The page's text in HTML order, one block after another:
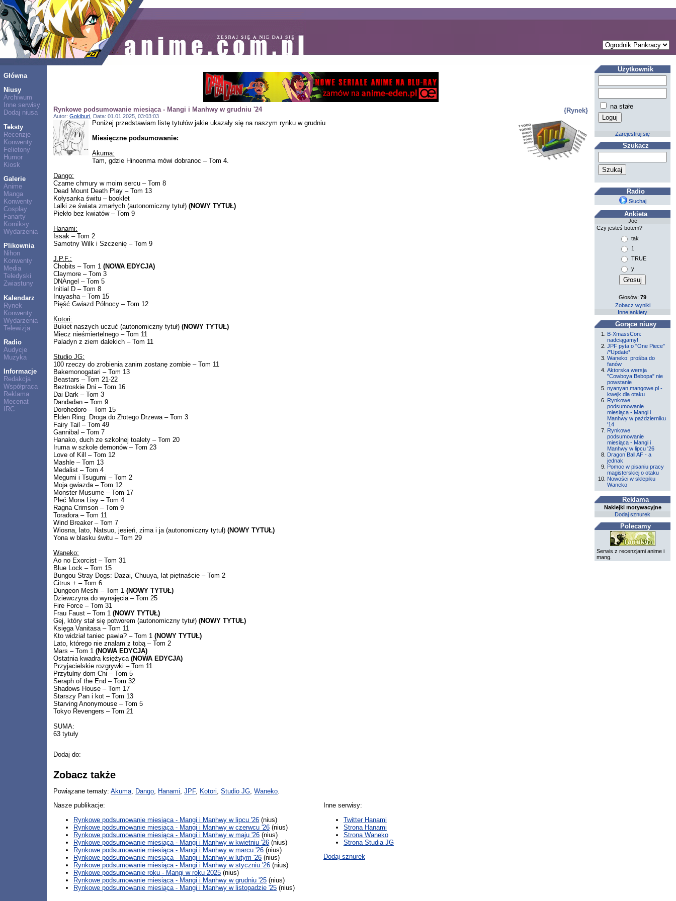
Główna
Niusy
Archiwum
Inne serwisy
Dodaj niusa
Teksty
Recenzje
Konwenty
Felietony
Humor
Kiosk
Galerie
Anime
Manga
Konwenty
Cosplay
Fanarty
Komiksy
Wydarzenia
Plikownia
Nihon
Konwenty
Media
Teledyski
Zwiastuny
Kalendarz
Rynek
Konwenty
Wydarzenia
Telewizja
Radio
Audycje
Muzyka
Informacje
Redakcja
Współpraca
Reklama
Mecenat
IRC
{Rynek}
Rynkowe podsumowanie miesiąca - Mangi i Manhwy w grudniu '24
Autor:Gokiburi , Data: 01.01.2025, 03:03:03
Poniżej przedstawiam listę tytułów jakie ukazały się na naszym rynku w grudniu
Miesięczne podsumowanie:
Akuma:
Tam, gdzie Hinoenma mówi dobranoc – Tom 4.
Dango:
Czarne chmury w moim sercu – Tom 8
Dead Mount Death Play – Tom 13
Kołysanka świtu – booklet
Lalki ze świata zmarłych (autonomiczny tytuł)(NOWY TYTUŁ)
Piekło bez kwiatów – Tom 9
Hanami:
Issak – Tom 2
Samotny Wilk i Szczenię – Tom 9
J.P.F.:
Chobits – Tom 1(NOWA EDYCJA)
Claymore – Tom 3
DNAngel – Tom 5
Initial D – Tom 8
Inuyasha – Tom 15
Pięść Gwiazd Północy – Tom 12
Kotori:
Bukiet naszych uczuć (autonomiczny tytuł)(NOWY TYTUŁ)
Miecz nieśmiertelnego – Tom 11
Paladyn z ziem dalekich – Tom 11
Studio JG:
100 rzeczy do zrobienia zanim zostanę zombie – Tom 11
Bakemonogatari – Tom 13
Beastars – Tom 21-22
Beztroskie Dni – Tom 16
Dai Dark – Tom 3
Dandadan – Tom 9
Dorohedoro – Tom 15
Elden Ring: Droga do Złotego Drzewa – Tom 3
Fairy Tail – Tom 49
Gannibal – Tom 7
Hanako, duch ze szkolnej toalety – Tom 20
Iruma w szkole demonów – Tom 23
Love of Kill – Tom 12
Mashle – Tom 13
Medalist – Tom 4
Megumi i Tsugumi – Tom 2
Moja gwiazda – Tom 12
Monster Musume – Tom 17
Płeć Mona Lisy – Tom 4
Ragna Crimson – Tom 9
Toradora – Tom 11
Wind Breaker – Tom 7
Wiosna, lato, Natsuo, jesień, zima i ja (autonomiczny tytuł)(NOWY TYTUŁ)
Yona w blasku świtu – Tom 29
Waneko:
Ao no Exorcist – Tom 31
Blue Lock – Tom 15
Bungou Stray Dogs: Dazai, Chuuya, lat piętnaście – Tom 2
Citrus + – Tom 6
Dungeon Meshi – Tom 1(NOWY TYTUŁ)
Dziewczyna do wynajęcia – Tom 25
Fire Force – Tom 31
Frau Faust – Tom 1(NOWY TYTUŁ)
Gej, który stał się potworem (autonomiczny tytuł)(NOWY TYTUŁ)
Księga Vanitasa – Tom 11
Kto widział taniec pawia? – Tom 1(NOWY TYTUŁ)
Lato, którego nie znałam z tobą – Tom 2
Mars – Tom 1(NOWA EDYCJA)
Ostatnia kwadra księżyca(NOWA EDYCJA)
Przyjacielskie rozgrywki – Tom 11
Przytulny dom Chi – Tom 5
Seraph of the End – Tom 32
Shadows House – Tom 17
Starszy Pan i kot – Tom 13
Starving Anonymouse – Tom 5
Tokyo Revengers – Tom 21
SUMA:
63 tytuły
Dodaj do:
Zobacz także
Powiązane tematy:Akuma Dango Hanami ,JPF, Kotori ,Studio JG ,Waneko
Nasze publikacje:
Rynkowe podsumowanie miesiąca - Mangi i Manhwy w lipcu '26 (nius)
Rynkowe podsumowanie miesiąca - Mangi i Manhwy w czerwcu '26 (nius)
Rynkowe podsumowanie miesiąca - Mangi i Manhwy w maju '26 (nius)
Rynkowe podsumowanie miesiąca - Mangi i Manhwy w kwietniu '26 (nius)
Rynkowe podsumowanie miesiąca - Mangi i Manhwy w marcu '26 (nius)
Rynkowe podsumowanie miesiąca - Mangi i Manhwy w lutym '26 (nius)
Rynkowe podsumowanie miesiąca - Mangi i Manhwy w styczniu '26 (nius)
Rynkowe podsumowanie roku - Mangi w roku 2025 (nius)
Rynkowe podsumowanie miesiąca - Mangi i Manhwy w grudniu '25 (nius)
Rynkowe podsumowanie miesiąca - Mangi i Manhwy w listopadzie '25 (nius)
Inne serwisy:
Twitter Hanami
Strona Hanami
Strona Waneko
Strona Studia JG
Dodaj sznurek
Użytkownik
na stałe
Zarejestruj się
Szukacz
Radio
Słuchaj
Ankieta
Joe
Czy jesteś botem?
tak
1
TRUE
y
Głosów:79
Zobacz wyniki
Inne ankiety
Gorące niusy
B-XmassCon:
nadciągamy!
JPF pyta o "One Piece"
/*Update*
Waneko: prośba do
fanów
Aktorska wersja
"Cowboya Bebopa" nie
powstanie
nyanyan.mangowe.pl -
kwejk dla otaku
Rynkowe
podsumowanie
miesiąca - Mangi i
Manhwy w październiku
'14
Rynkowe
podsumowanie
miesiąca - Mangi i
Manhwy w lipcu '26
Dragon Ball AF - a
jednak
Pomoc w pisaniu pracy
magisterskiej o otaku
Nowości w sklepiku
Waneko
Reklama
Naklejki motywacyjne
Dodaj sznurek
Polecamy
Serwis z recenzjami anime i
mang.